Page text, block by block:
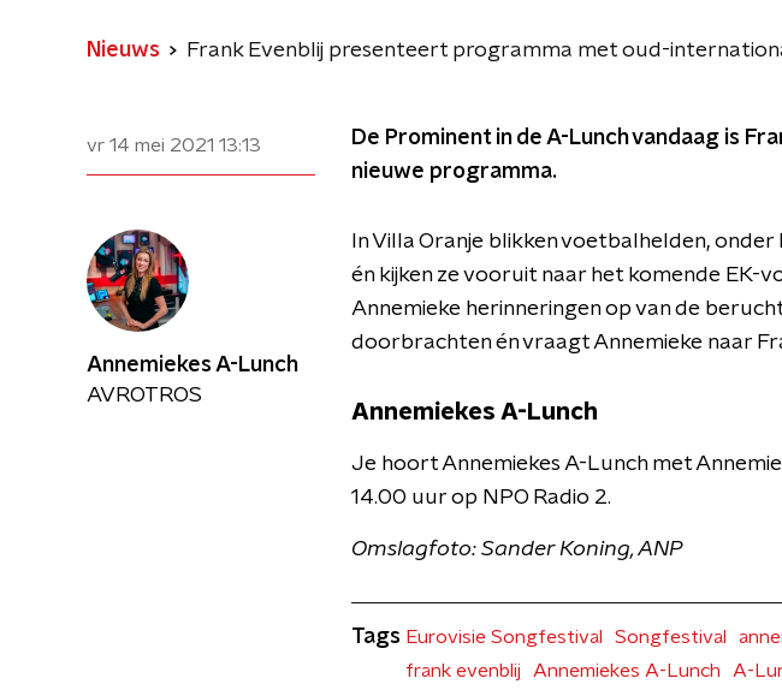
Nieuws Frank Evenblij presenteert programma met oud-
vr 14 mei 2021 13:13
De Prominent in de A-Lunch vandaag is
nieuwe programma.
In Villa Oranje blikken voetbalhelden,
én kijken ze vooruit naar het komende EK-
Annemieke herinneringen op van de
doorbrachten én vraagt Annemieke naar
Annemiekes A-Lunch
Je hoort Annemiekes A-Lunch met
14.00 uur op NPO Radio 2.
Omslagfoto: Sander Koning, ANP
Annemiekes A-Lunch
AVROTROS
Tags Eurovisie Songfestival Songfestival
frank evenblij
Annemiekes A-Lunch A-